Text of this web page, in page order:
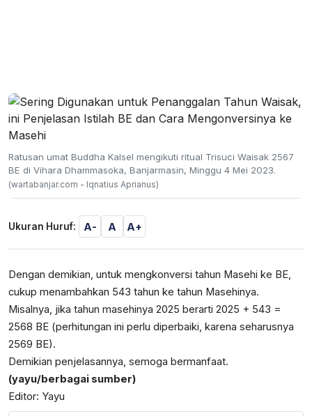
Ratusan umat Buddha Kalsel mengikuti ritual Trisuci Waisak 2567
BE di Vihara Dhammasoka, Banjarmasin, Minggu 4 Mei 2023.
(wartabanjar.com - Iqnatius Aprianus)
Ukuran Huruf: A- A A+
Dengan demikian, untuk mengkonversi tahun Masehi ke BE,
cukup menambahkan 543 tahun ke tahun Masehinya.
Misalnya, jika tahun masehinya 2025 berarti 2025 + 543 =
2568 BE (perhitungan ini perlu diperbaiki, karena seharusnya
2569 BE).
Demikian penjelasannya, semoga bermanfaat.
(yayu/berbagai sumber)
Editor: Yayu